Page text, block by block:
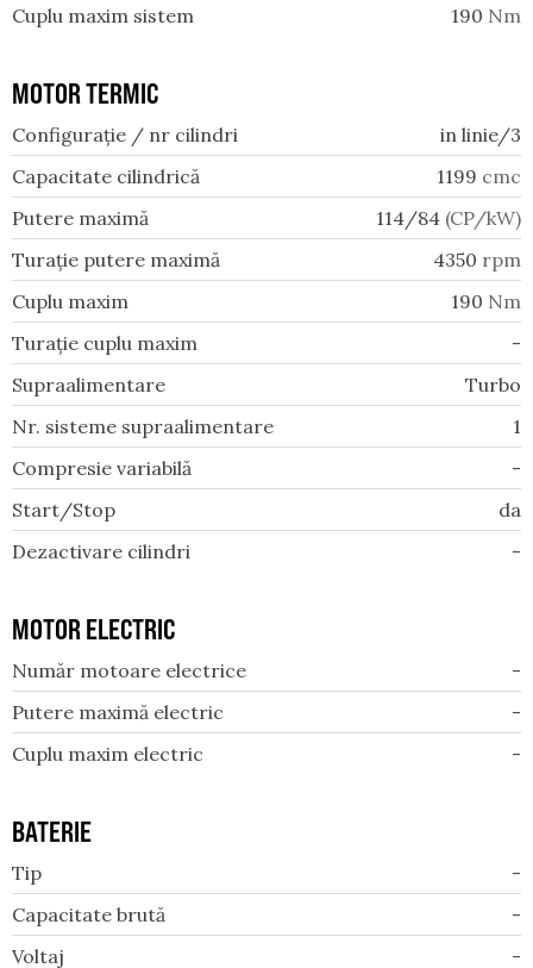
Cuplu maxim sistem
190 Nm
MOTOR TERMIC
Configurație / nr cilindri
in linie/3
Capacitate cilindrică
1199 cmc
Putere maximă
114/84 (CP/kW)
Turație putere maximă
4350 rpm
Cuplu maxim
190 Nm
Turație cuplu maxim
-
Supraalimentare
Turbo
Nr. sisteme supraalimentare
1
Compresie variabilă
-
Start/Stop
da
Dezactivare cilindri
-
MOTOR ELECTRIC
Număr motoare electrice
-
Putere maximă electric
-
Cuplu maxim electric
-
BATERIE
Tip
-
Capacitate brută
-
Voltaj
-